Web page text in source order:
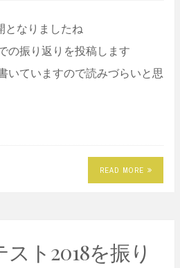
となりましたね
の振り返りを投稿します
いていますので読みづらいと思
READ MORE
ト2018を振り